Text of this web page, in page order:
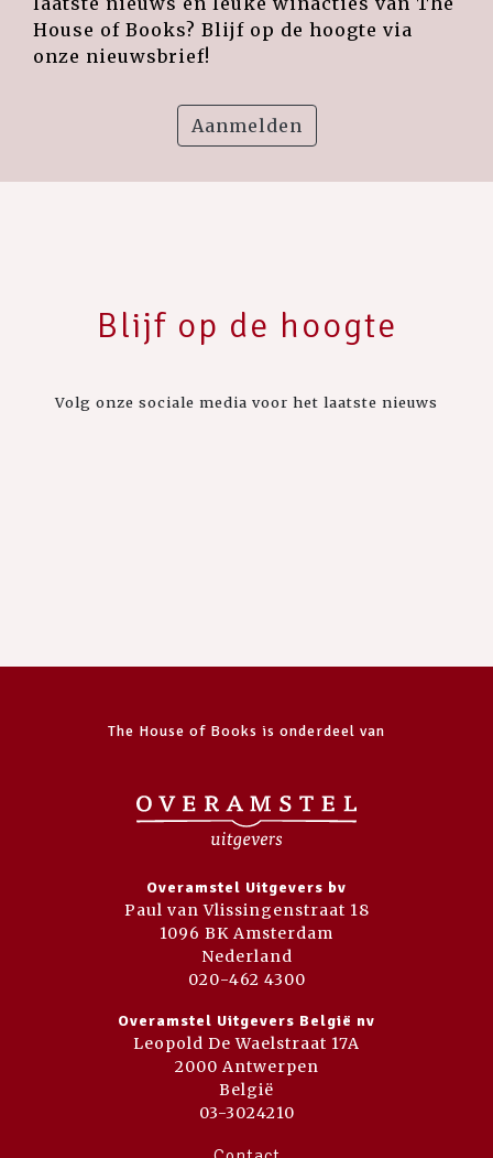
House of Books? Blijf op de hoogte via
onze nieuwsbrief!
Aanmelden
Blijf op de hoogte
Volg onze sociale media voor het laatste nieuws
The House of Books is onderdeel van
Overamstel Uitgevers bv
Paul van Vlissingenstraat 18
1096 BK Amsterdam
Nederland
020-462 4300
Overamstel Uitgevers België nv
Leopold De Waelstraat 17A
2000 Antwerpen
België
03-3024210